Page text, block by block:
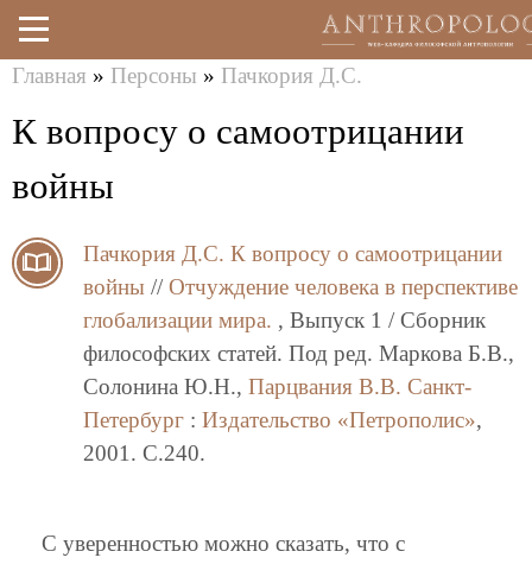
Перейти
к
здесь
Главная » Персоны » Пачкория Д.С.
К вопросу о самоотрицании
войны
Пачкория Д.С. К вопросу о самоотрицании
войны // Отчуждение человека в перспективе
глобализации мира. , Выпуск 1 / Сборник
философских статей. Под ред. Маркова Б.В.,
Солонина Ю.Н., Парцвания В.В. Санкт-
Петербург : Издательство «Петрополис»,
2001. C.240.
С уверенностью можно сказать, что с